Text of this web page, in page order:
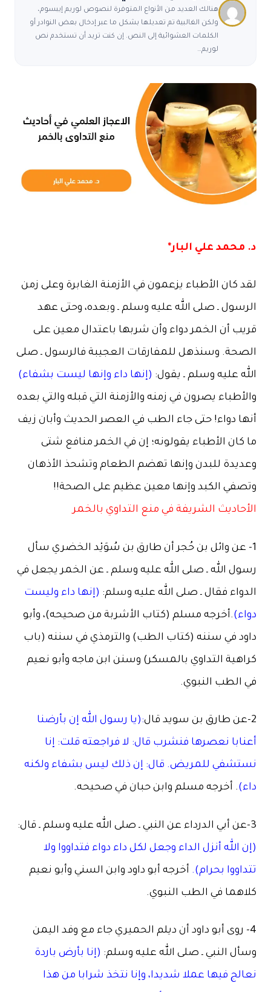
هنالك العديد من الأنواع المتوفرة لنصوص لوريم إيبسوم،
ولكن الغالبية تم تعديلها بشكل ما عبر إدخال بعض النوادر أو
الكلمات العشوائية إلى النص. إن كنت تريد أن تستخدم نص
لوريم…
د. محمد علي البار*
لقد كان الأطباء يزعمون في الأزمنة الغابرة وعلى زمن
الرسول ـ صلى الله عليه وسلم ـ وبعده، وحتى عهد
قريب أن الخمر دواء وأن شربها باعتدال معين على
الصحة. وسنذهل للمفارقات العجيبة فالرسول ـ صلى
الله عليه وسلم ـ يقول: (إنها داء وإنها ليست بشفاء)
والأطباء يصرون في زمنه والأزمنة التي قبله والتي بعده
أنها دواء! حتى جاء الطب في العصر الحديث وأبان زيف
ما كان الأطباء يقولونه؛ إن في الخمر منافع شتى
وعديدة للبدن وإنها تهضم الطعام وتشحذ الأذهان
وتصفي الكبد وإنها معين عظيم على الصحة!!
الأحاديث الشريفة في منع التداوي بالخمر
1- عن وائل بن حُجر أن طارق بن سُوَيْد الخضري سأل
رسول الله ـ صلى الله عليه وسلم ـ عن الخمر يجعل في
الدواء فقال ـ صلى الله عليه وسلم: (إنها داء وليست
دواء).أخرجه مسلم (كتاب الأشربة من صحيحه)، وأبو
داود في سننه (كتاب الطب) والترمذي في سننه (باب
كراهية التداوي بالمسكر) وسنن ابن ماجه وأبو نعيم
في الطب النبوي.
2-عن طارق بن سويد قال
:(يا رسول الله إن بأرضنا
أعنابا نعصرها فنشرب قال: لا فراجعته قلت: إنا
نستشفي للمريض. قال: إن ذلك ليس بشفاء ولكنه
داء). أخرجه مسلم وابن حبان في صحيحه.
3-عن أبي الدرداء عن النبي ـ صلى الله عليه وسلم ـ قال:
(إن الله أنزل الداء وجعل لكل داء دواء فتداووا ولا
تتداووا بحرام). أخرجه أبو داود وابن السني وأبو نعيم
كلاهما في الطب النبوي.
4- روى أبو داود أن ديلم الحميري جاء مع وفد اليمن
وسأل النبي ـ صلى الله عليه وسلم: (إنا بأرض باردة
نعالج فيها عملا شديدا، وإنا نتخذ شرابا من هذا